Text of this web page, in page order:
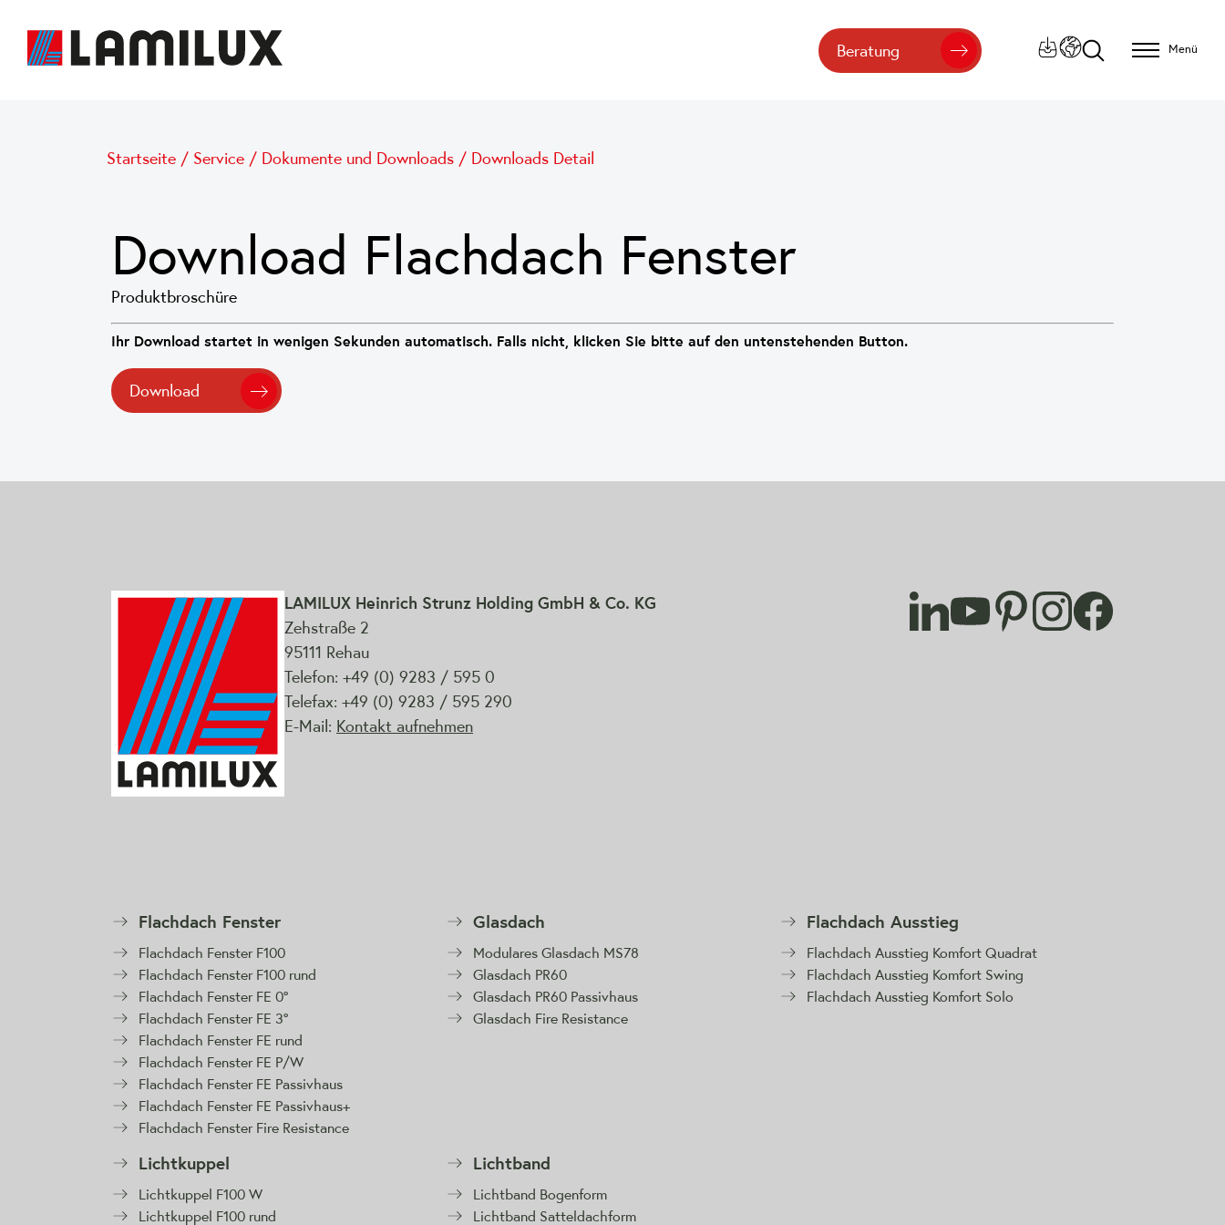
Beratung Menü
Startseite / Service / Dokumente und Downloads / Downloads Detail
Download Flachdach Fenster
Produktbroschüre
Ihr Download startet in wenigen Sekunden automatisch. Falls nicht, klicken Sie bitte auf den untenstehenden Button.
Download
LAMILUX Heinrich Strunz Holding GmbH & Co. KG
Zehstraße 2
95111 Rehau
Telefon: +49 (0) 9283 / 595 0
Telefax: +49 (0) 9283 / 595 290
E-Mail: Kontakt aufnehmen
Flachdach Fenster
Flachdach Fenster F100
Flachdach Fenster F100 rund
Flachdach Fenster FE 0°
Flachdach Fenster FE 3°
Flachdach Fenster FE rund
Flachdach Fenster FE P/W
Flachdach Fenster FE Passivhaus
Flachdach Fenster FE Passivhaus+
Flachdach Fenster Fire Resistance
Glasdach
Modulares Glasdach MS78
Glasdach PR60
Glasdach PR60 Passivhaus
Glasdach Fire Resistance
Flachdach Ausstieg
Flachdach Ausstieg Komfort Quadrat
Flachdach Ausstieg Komfort Swing
Flachdach Ausstieg Komfort Solo
Lichtkuppel
Lichtkuppel F100 W
Lichtkuppel F100 rund
Lichtband
Lichtband Bogenform
Lichtband Satteldachform